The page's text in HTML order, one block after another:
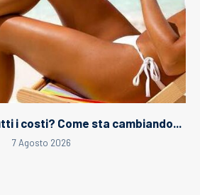
i costi? Come sta cambiando...
7 Agosto 2026